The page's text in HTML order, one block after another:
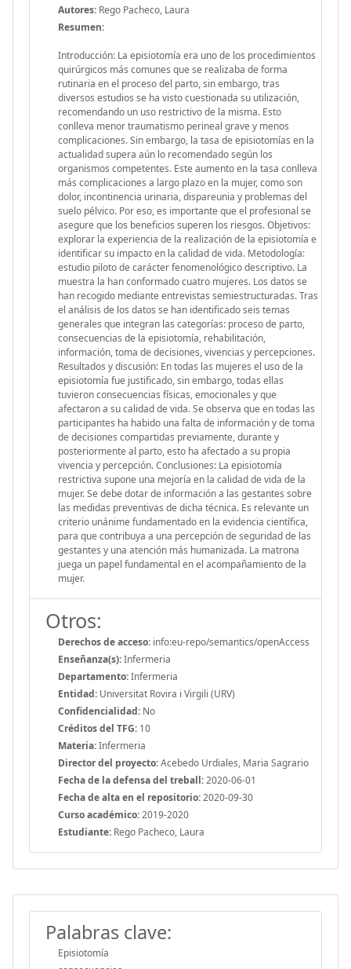
Autores: Rego Pacheco, Laura
Resumen:
Introducción: La episiotomía era uno de los procedimientos
quirúrgicos más comunes que se realizaba de forma
rutinaria en el proceso del parto, sin embargo, tras
diversos estudios se ha visto cuestionada su utilización,
recomendando un uso restrictivo de la misma. Esto
conlleva menor traumatismo perineal grave y menos
complicaciones. Sin embargo, la tasa de episiotomías en la
actualidad supera aún lo recomendado según los
organismos competentes. Este aumento en la tasa conlleva
más complicaciones a largo plazo en la mujer, como son
dolor, incontinencia urinaria, dispareunia y problemas del
suelo pélvico. Por eso, es importante que el profesional se
asegure que los beneficios superen los riesgos. Objetivos:
explorar la experiencia de la realización de la episiotomía e
identificar su impacto en la calidad de vida. Metodología:
estudio piloto de carácter fenomenológico descriptivo. La
muestra la han conformado cuatro mujeres. Los datos se
han recogido mediante entrevistas semiestructuradas. Tras
el análisis de los datos se han identificado seis temas
generales que integran las categorías: proceso de parto,
consecuencias de la episiotomía, rehabilitación,
información, toma de decisiones, vivencias y percepciones.
Resultados y discusión: En todas las mujeres el uso de la
episiotomía fue justificado, sin embargo, todas ellas
tuvieron consecuencias físicas, emocionales y que
afectaron a su calidad de vida. Se observa que en todas las
participantes ha habido una falta de información y de toma
de decisiones compartidas previamente, durante y
posteriormente al parto, esto ha afectado a su propia
vivencia y percepción. Conclusiones: La episiotomía
restrictiva supone una mejoría en la calidad de vida de la
mujer. Se debe dotar de información a las gestantes sobre
las medidas preventivas de dicha técnica. Es relevante un
criterio unánime fundamentado en la evidencia científica,
para que contribuya a una percepción de seguridad de las
gestantes y una atención más humanizada. La matrona
juega un papel fundamental en el acompañamiento de la
mujer.
Otros:
Derechos de acceso: info:eu-repo/semantics/openAccess
Enseñanza(s):Infermeria
Departamento:Infermeria
Entidad: Universitat Rovira i Virgili (URV)
Confidencialidad: No
Créditos del TFG: 10
Materia:Infermeria
Director del proyecto:Acebedo Urdiales, Maria Sagrario
Fecha de la defensa del treball:2020-06-01
Fecha de alta en el repositorio:2020-09-30
Curso académico:2019-2020
Estudiante: Rego Pacheco, Laura
Palabras clave:
Episiotomía